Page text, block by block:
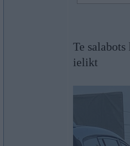
Te
ielikt